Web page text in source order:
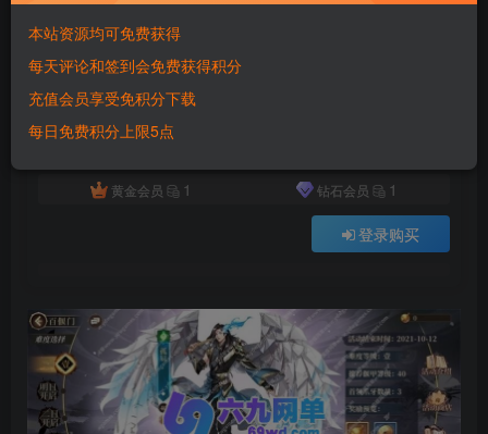
2 583 574
此内容为付费资源，请付费后查看
黄金会员
1 钻石会员 1
登录购买
付费资源
本站资源均可免费获得
每天评论和签到会免费获得积分
充值会员享受免积分下载
每日免费积分上限5点